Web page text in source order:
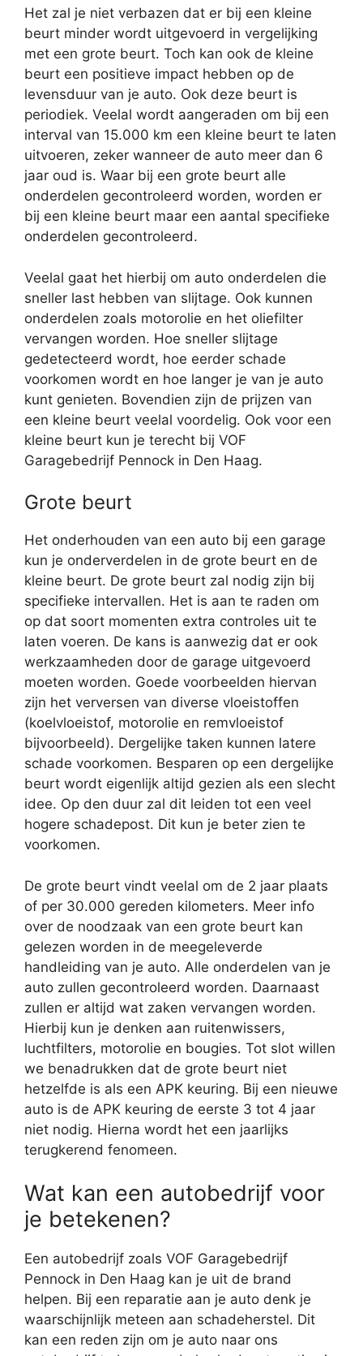
Het zal je niet verbazen dat er bij een kleine
beurt minder wordt uitgevoerd in vergelijking
met een grote beurt. Toch kan ook de kleine
beurt een positieve impact hebben op de
levensduur van je auto. Ook deze beurt is
periodiek. Veelal wordt aangeraden om bij een
interval van 15.000 km een kleine beurt te laten
uitvoeren, zeker wanneer de auto meer dan 6
jaar oud is. Waar bij een grote beurt alle
onderdelen gecontroleerd worden, worden er
bij een kleine beurt maar een aantal specifieke
onderdelen gecontroleerd.
Veelal gaat het hierbij om auto onderdelen die
sneller last hebben van slijtage. Ook kunnen
onderdelen zoals motorolie en het oliefilter
vervangen worden. Hoe sneller slijtage
gedetecteerd wordt, hoe eerder schade
voorkomen wordt en hoe langer je van je auto
kunt genieten. Bovendien zijn de prijzen van
een kleine beurt veelal voordelig. Ook voor een
kleine beurt kun je terecht bij VOF
Garagebedrijf Pennock in Den Haag.
Grote beurt
Het onderhouden van een auto bij een garage
kun je onderverdelen in de grote beurt en de
kleine beurt. De grote beurt zal nodig zijn bij
specifieke intervallen. Het is aan te raden om
op dat soort momenten extra controles uit te
laten voeren. De kans is aanwezig dat er ook
werkzaamheden door de garage uitgevoerd
moeten worden. Goede voorbeelden hiervan
zijn het verversen van diverse vloeistoffen
(koelvloeistof, motorolie en remvloeistof
bijvoorbeeld). Dergelijke taken kunnen latere
schade voorkomen. Besparen op een dergelijke
beurt wordt eigenlijk altijd gezien als een slecht
idee. Op den duur zal dit leiden tot een veel
hogere schadepost. Dit kun je beter zien te
voorkomen.
De grote beurt vindt veelal om de 2 jaar plaats
of per 30.000 gereden kilometers. Meer info
over de noodzaak van een grote beurt kan
gelezen worden in de meegeleverde
handleiding van je auto. Alle onderdelen van je
auto zullen gecontroleerd worden. Daarnaast
zullen er altijd wat zaken vervangen worden.
Hierbij kun je denken aan ruitenwissers,
luchtfilters, motorolie en bougies. Tot slot willen
we benadrukken dat de grote beurt niet
hetzelfde is als een APK keuring. Bij een nieuwe
auto is de APK keuring de eerste 3 tot 4 jaar
niet nodig. Hierna wordt het een jaarlijks
terugkerend fenomeen.
Wat kan een autobedrijf voor
je betekenen?
Een autobedrijf zoals VOF Garagebedrijf
Pennock in Den Haag kan je uit de brand
helpen. Bij een reparatie aan je auto denk je
waarschijnlijk meteen aan schadeherstel. Dit
kan een reden zijn om je auto naar ons